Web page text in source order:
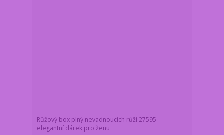
Růžový box plný nevadnoucích růží 27595 –
elegantní dárek pro ženu